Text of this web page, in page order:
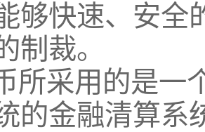
够快速、安全
制裁。
所采用的是一
的金融清算系